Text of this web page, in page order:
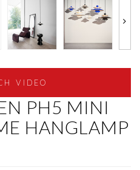
VIDEO
PH5 MINI
HANGLAMP